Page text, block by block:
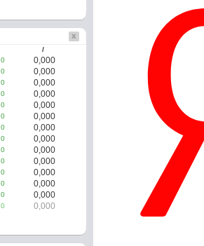
/
0
0,000
0
0,000
0
0,000
0
0,000
0
0,000
0
0,000
0
0,000
0
0,000
0
0,000
0
0,000
0
0,000
0
0,000
0
0,000
0
0,000